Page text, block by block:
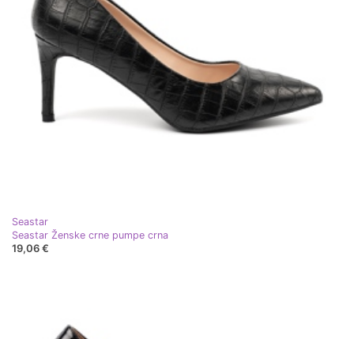
Seastar
Seastar Ženske crne pumpe crna
19,06 €